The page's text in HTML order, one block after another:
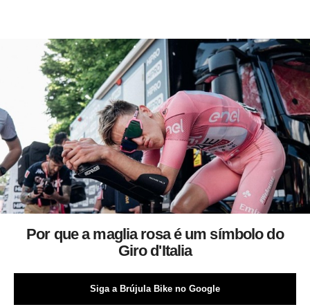
Por que a maglia rosa é um símbolo do
Giro d'Italia
Siga a Brújula Bike no Google